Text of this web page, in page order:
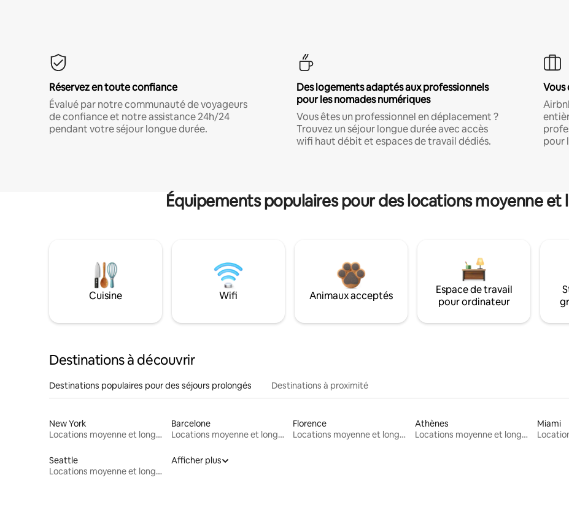
Réservez en toute confiance
Évalué par notre communauté de voyageurs
de confiance et notre assistance 24h/24
pendant votre séjour longue durée.
Des logements adaptés aux professionnels
pour les nomades numériques
Vous êtes un professionnel en déplacement ?
Trouvez un séjour longue durée avec accès
wifi haut débit et espaces de travail dédiés.
Vous
pour
Équipements populaires pour des locations moyenne et
Cuisine Wifi Animaux acceptés
Espace de travail
pour ordinateur
Destinations à découvrir
Destinations populaires pour des séjours prolongés Destinations à proximité
New York
Locations moyenne et longue durée
Barcelone
Locations moyenne et longue durée
Florence
Locations moyenne et longue durée
Athènes
Locations moyenne et longue durée
Miami
Seattle
Locations moyenne et longue durée
Afficher plus